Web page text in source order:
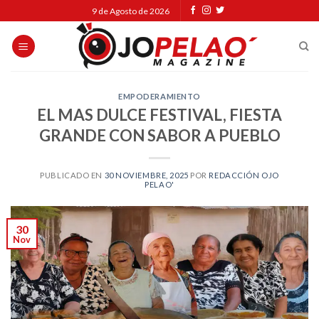
to
content
9 de Agosto de 2026
EMPODERAMIENTO
EL MAS DULCE FESTIVAL, FIESTA
GRANDE CON SABOR A PUEBLO
PUBLICADO EN 30 NOVIEMBRE, 2025 POR REDACCIÓN OJO
PELAO'
30
Nov